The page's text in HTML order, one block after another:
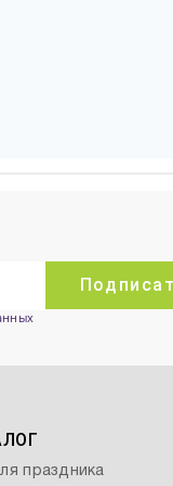
праздника